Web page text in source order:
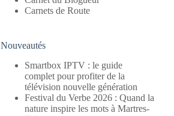
Carnets de Route
Nouveautés
Smartbox IPTV : le guide
complet pour profiter de la
télévision nouvelle génération
Festival du Verbe 2026 : Quand la
nature inspire les mots à Martres-